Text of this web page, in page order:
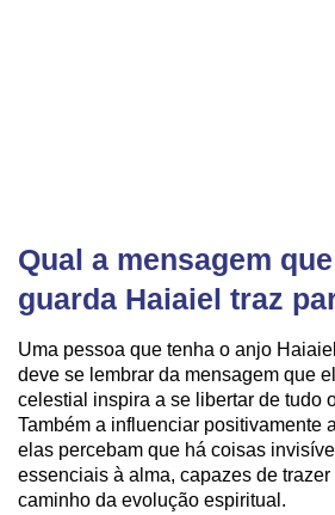
Qual a mensagem
guarda Haiaiel traz
Uma pessoa que tenha o anjo
deve se lembrar da mensagem que
celestial inspira a se libertar de tudo
Também a influenciar positivamente
elas percebam que há coisas
essenciais à alma, capazes de
caminho da evolução espiritual.